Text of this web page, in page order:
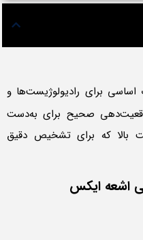
برای رادیولوژیست‌ها و
صحیح برای به‌دست
بالا که برای تشخیص دقیق
اشعه ایکس